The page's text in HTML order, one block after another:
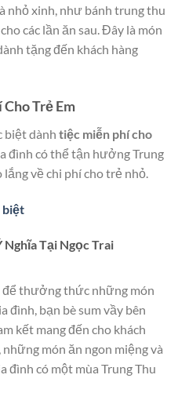
nhỏ xinh, như bánh trung thu
các lần ăn sau. Đây là món
tặng đến khách hàng
Trẻ Em
biệt dành tiệc miễn phí cho
đình có thể tận hưởng Trung
về chi phí cho trẻ nhỏ.
biệt
Tại Ngọc Trai
để thưởng thức những món
đình, bạn bè sum vầy bên
kết mang đến cho khách
món ăn ngon miệng và
đình có một mùa Trung Thu